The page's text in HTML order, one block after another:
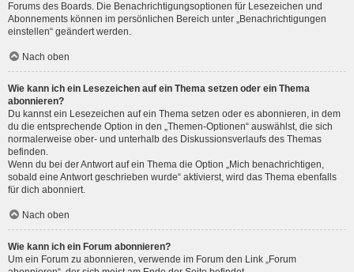
Forums des Boards. Die Benachrichtigungsoptionen für Lesezeichen und
Abonnements können im persönlichen Bereich unter „Benachrichtigungen
einstellen“ geändert werden.
Nach oben
Wie kann ich ein Lesezeichen auf ein Thema setzen oder ein Thema
abonnieren?
Du kannst ein Lesezeichen auf ein Thema setzen oder es abonnieren, in dem
du die entsprechende Option in den „Themen-Optionen“ auswählst, die sich
normalerweise ober- und unterhalb des Diskussionsverlaufs des Themas
befinden.
Wenn du bei der Antwort auf ein Thema die Option „Mich benachrichtigen,
sobald eine Antwort geschrieben wurde“ aktivierst, wird das Thema ebenfalls
für dich abonniert.
Nach oben
Wie kann ich ein Forum abonnieren?
Um ein Forum zu abonnieren, verwende im Forum den Link „Forum